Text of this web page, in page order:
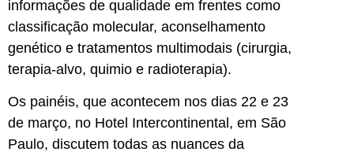
informações de qualidade em frentes como
classificação molecular, aconselhamento
genético e tratamentos multimodais (cirurgia,
terapia-alvo, quimio e radioterapia).
Os painéis, que acontecem nos dias 22 e 23
de março, no Hotel Intercontinental, em São
Paulo, discutem todas as nuances da